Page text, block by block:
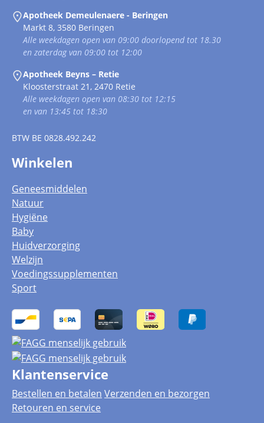
Apotheek Demeulenaere - Beringen
Markt 8, 3580 Beringen
Alle weekdagen open van 09:00 doorlopend tot 18.30
en zaterdag van 09:00 tot 12:00
Apotheek Beyns – Retie
Kloosterstraat 21, 2470 Retie
Alle weekdagen open van 08:30 tot 12:15
en van 13:45 tot 18:30
BTW BE 0828.492.242
Winkelen
Geneesmiddelen
Natuur
Hygiëne
Baby
Huidverzorging
Welzijn
Voedingssupplementen
Sport
Klantenservice
Bestellen en betalen Verzenden en bezorgen
Retouren en service